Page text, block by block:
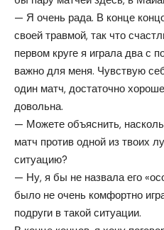
— Я очень рада. В конце
своей травмой, так что
первом круге я играла два с
важно для меня. Чувствую
один матч, достаточно
довольна.
— Можете объяснить,
матч против одной из твоих
ситуацию?
— Ну, я бы не назвала его
было не очень комфортно
подруги в такой ситуации.